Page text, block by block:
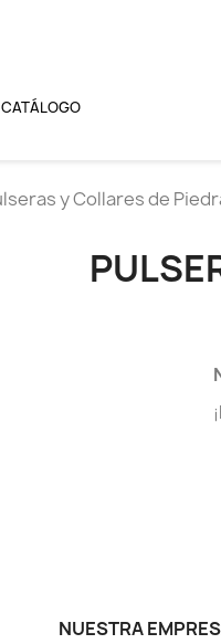
CATÁLOGO
y Collares de
NUESTRA